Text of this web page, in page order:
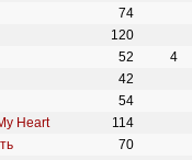
74
120
52
4
42
54
Heart
114
70